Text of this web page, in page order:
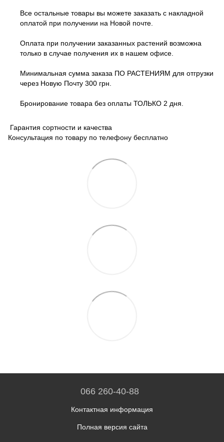
Все остальные товары вы можете заказать с накладной
оплатой при получении на Новой почте.
Оплата при получении заказанных растений возможна
только в случае получения их в нашем офисе.
Минимальная сумма заказа ПО РАСТЕНИЯМ для отгрузки
через Новую Почту 300 грн.
Бронирование товара без оплаты ТОЛЬКО 2 дня.
Гарантия сортности и качества
Консультация по товару по телефону бесплатно
066 260-40-88
Контактная информация
Полная версия сайта